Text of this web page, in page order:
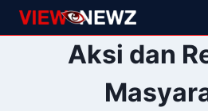
Skip
to
Aksi dan